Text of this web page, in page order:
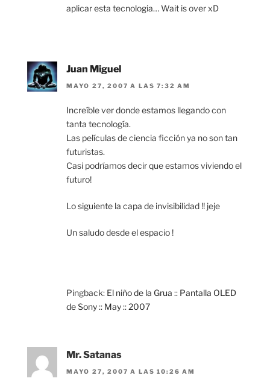
aplicar esta tecnologia… Wait is over xD
Juan Miguel
MAYO 27, 2007 A LAS 7:32 AM
Increíble ver donde estamos llegando con
tanta tecnología.
Las películas de ciencia ficción ya no son tan
futuristas.
Casi podríamos decir que estamos viviendo el
futuro!
Lo siguiente la capa de invisibilidad !! jeje
Un saludo desde el espacio !
Pingback: El niño de la Grua :: Pantalla OLED
de Sony :: May :: 2007
Mr. Satanas
MAYO 27, 2007 A LAS 10:26 AM